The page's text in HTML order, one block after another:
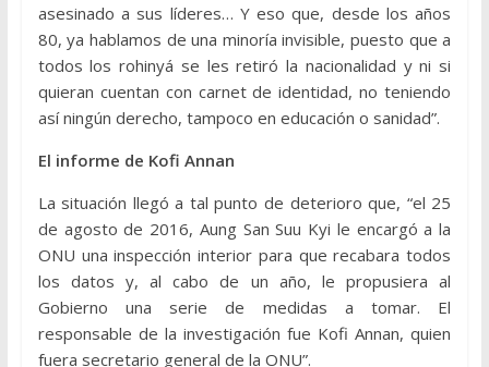
asesinado a sus líderes… Y eso que, desde los años
80, ya hablamos de una minoría invisible, puesto que a
todos los rohinyá se les retiró la nacionalidad y ni si
quieran cuentan con carnet de identidad, no teniendo
así ningún derecho, tampoco en educación o sanidad”.
El informe de Kofi Annan
La situación llegó a tal punto de deterioro que, “el 25
de agosto de 2016, Aung San Suu Kyi le encargó a la
ONU una inspección interior para que recabara todos
los datos y, al cabo de un año, le propusiera al
Gobierno una serie de medidas a tomar. El
responsable de la investigación fue Kofi Annan, quien
fuera secretario general de la ONU”.